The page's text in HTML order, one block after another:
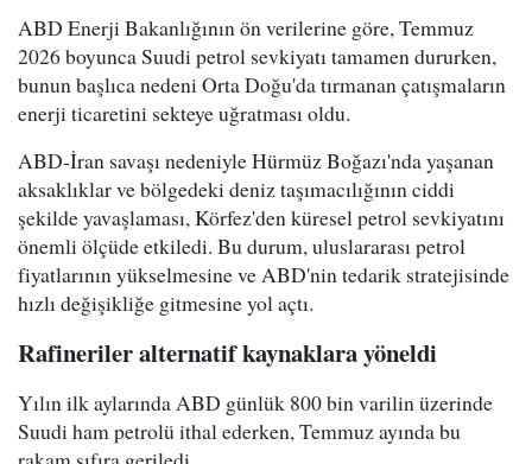
ABD Enerji Bakanlığının ön verilerine göre, Temmuz
2026 boyunca Suudi petrol sevkiyatı tamamen dururken,
bunun başlıca nedeni Orta Doğu'da tırmanan çatışmaların
enerji ticaretini sekteye uğratması oldu.
ABD-İran savaşı nedeniyle Hürmüz Boğazı'nda yaşanan
aksaklıklar ve bölgedeki deniz taşımacılığının ciddi
şekilde yavaşlaması, Körfez'den küresel petrol sevkiyatını
önemli ölçüde etkiledi. Bu durum, uluslararası petrol
fiyatlarının yükselmesine ve ABD'nin tedarik stratejisinde
hızlı değişikliğe gitmesine yol açtı.
Rafineriler alternatif kaynaklara yöneldi
Yılın ilk aylarında ABD günlük 800 bin varilin üzerinde
Suudi ham petrolü ithal ederken, Temmuz ayında bu